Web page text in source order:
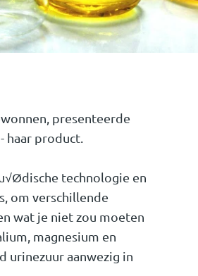
presenteerde
haar product.
technologie en
om verschillende
wat je niet zou moeten
magnesium en
urinezuur aanwezig in